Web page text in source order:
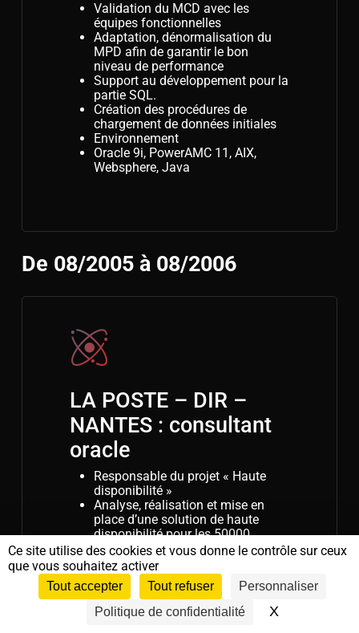
Ce site utilise des cookies et vous donne le contrôle sur ceux
que vous souhaitez activer
Tout accepter Tout refuser
Personnaliser
Politique de confidentialité
XMasquer le
Validation du MCD avec les
équipes fonctionnelles
Adaptation, dénormalisation du
MPD afin de garantir le bon
niveau de performance
Support au développement pour la
partie SQL.
Création des procédures de
chargement de données initiales
Environnement
Oracle 9i, PowerAMC 11, AIX,
Websphere, Java
De 08/2005 à 08/2006
LA POSTE – DIR –
NANTES : consultant
oracle
Responsable du projet « Haute
disponibilité »
Analyse, réalisation et mise en
place d’une solution de haute
disponibilité pour les 50000
guichets de la poste.
Conception de la base « Journal
de Bord » avec Power AMC 11
Mise en place d’un 3 ème nœud sur
le RAC
Mise en place du Failover des